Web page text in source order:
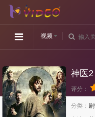
视频
神医2
评分：
分类：